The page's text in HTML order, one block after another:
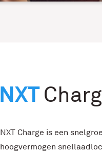
NXT
NXT Charge is een
hoogvermogen